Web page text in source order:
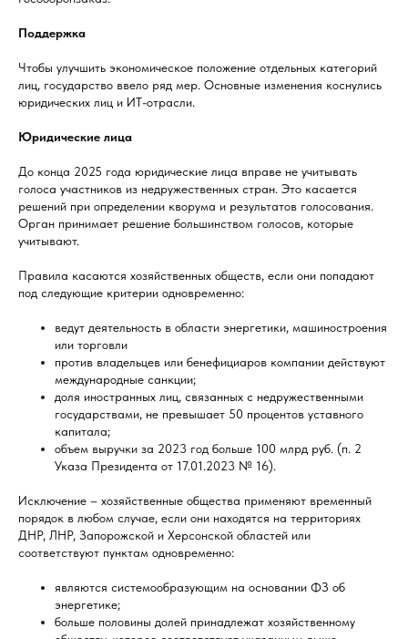
Поддержка
Чтобы улучшить экономическое положение отдельных категорий
лиц, государство ввело ряд мер. Основные изменения коснулись
юридических лиц и ИТ-отрасли.
Юридические лица
До конца 2025 года юридические лица вправе не учитывать
голоса участников из недружественных стран. Это касается
решений при определении кворума и результатов голосования.
Орган принимает решение большинством голосов, которые
учитывают.
Правила касаются хозяйственных обществ, если они попадают
под следующие критерии одновременно:
ведут деятельность в области энергетики, машиностроения
или торговли
против владельцев или бенефициаров компании действуют
международные санкции;
доля иностранных лиц, связанных с недружественными
государствами, не превышает 50 процентов уставного
капитала;
объем выручки за 2023 год больше 100 млрд руб. (п. 2
Указа Президента от 17.01.2023 № 16).
Исключение – хозяйственные общества применяют временный
порядок в любом случае, если они находятся на территориях
ДНР, ЛНР, Запорожской и Херсонской областей или
соответствуют пунктам одновременно:
являются системообразующим на основании ФЗ об
энергетике;
больше половины долей принадлежат хозяйственному